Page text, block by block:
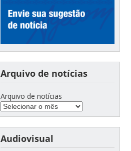
Arquivo de notícias
Arquivo de notícias
Audiovisual